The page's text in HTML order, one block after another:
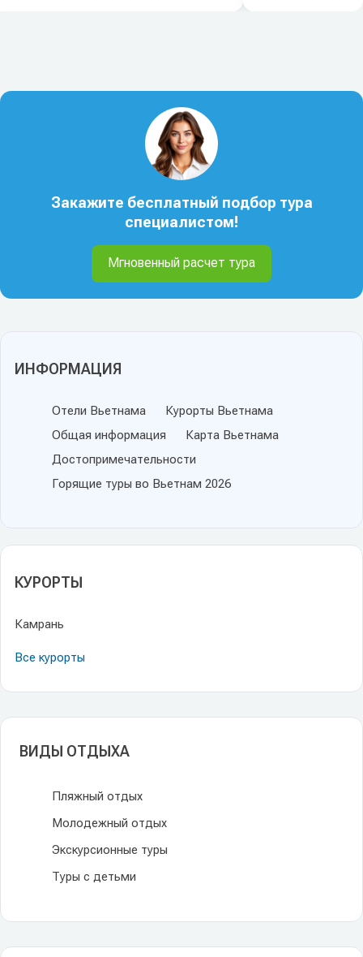
ИНФОРМАЦИЯ
Отели Вьетнама
Курорты Вьетнама
Общая информация
Карта Вьетнама
Достопримечательности
Горящие туры во Вьетнам 2026
КУРОРТЫ
Камрань
Все курорты
ВИДЫ ОТДЫХА
Пляжный отдых
Молодежный отдых
Экскурсионные туры
Туры с детьми
Закажите бесплатный подбор тура
специалистом!
Мгновенный расчет тура